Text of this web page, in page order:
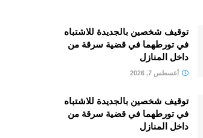
توقيف شخصين بالجديدة للاشتباه
في تورطهما في قضية سرقة من
داخل المنازل
أغسطس 7, 2026
توقيف شخصين بالجديدة للاشتباه
في تورطهما في قضية سرقة من
داخل المنازل